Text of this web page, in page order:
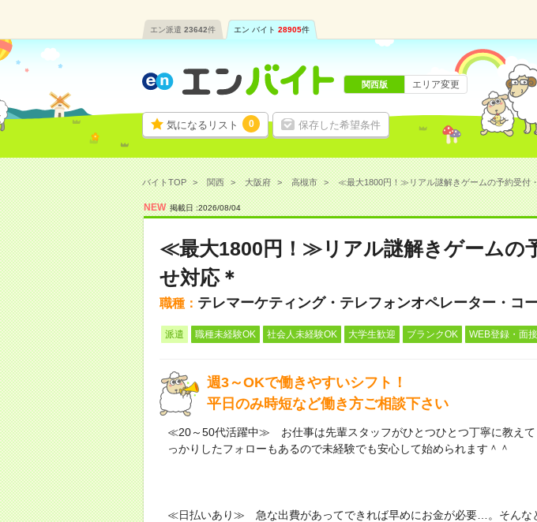
エン派遣 23642件 エン バイト 28905件
気になるリスト 0 保存した希望条件
関西版 エリア変更
バイトTOP 関西 大阪府 高槻市 ≪最大1800円！≫リアル謎解きゲームの予約受付
NEW 掲載日 :2026/08/04
≪最大1800円！≫リアル謎解きゲームの
せ対応＊
職種： テレマーケティング・テレフォンオペレーター・コ
派遣 職種未経験OK 社会人未経験OK 大学生歓迎 ブランクOK WEB登録・面
週3～OKで働きやすいシフト！
平日のみ時短など働き方ご相談下さい
≪20～50代活躍中≫ お仕事は先輩スタッフがひとつひとつ丁寧に教えて
っかりしたフォローもあるので未経験でも安心して始められます＾＾
≪日払いあり≫ 急な出費があってできれば早めにお金が必要…。そんな